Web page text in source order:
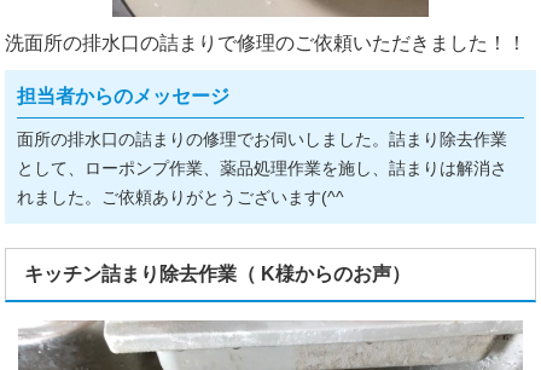
洗面所の排水口の詰まりで修理のご依頼いただきました！！
担当者からのメッセージ
面所の排水口の詰まりの修理でお伺いしました。詰まり除去作業
として、ローポンプ作業、薬品処理作業を施し、詰まりは解消さ
れました。ご依頼ありがとうございます(^^ゞ
キッチン詰まり除去作業（ K様からのお声）